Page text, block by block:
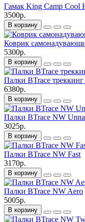
Гамак King Camp Cool
3500р.
В корзину
Коврик
5300р.
В корзину
Палки BTrace
6380р.
В корзину
Палки BTrace NW Unna
3025р.
В корзину
Палки BTrace NW Fast
3170р.
В корзину
Палки BTrace NW Aero
5005р.
В корзину